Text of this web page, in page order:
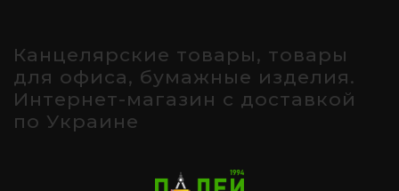
Канцелярские товары, товары
для офиса, бумажные изделия.
Интернет-магазин с доставкой
по Украине